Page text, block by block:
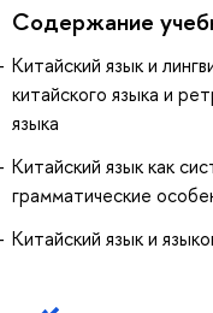
Содержание
Китайский язык и
китайского языка и
языка
Китайский язык как
грамматические
Китайский язык и